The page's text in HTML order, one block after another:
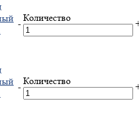
-
Количество
-
Количество